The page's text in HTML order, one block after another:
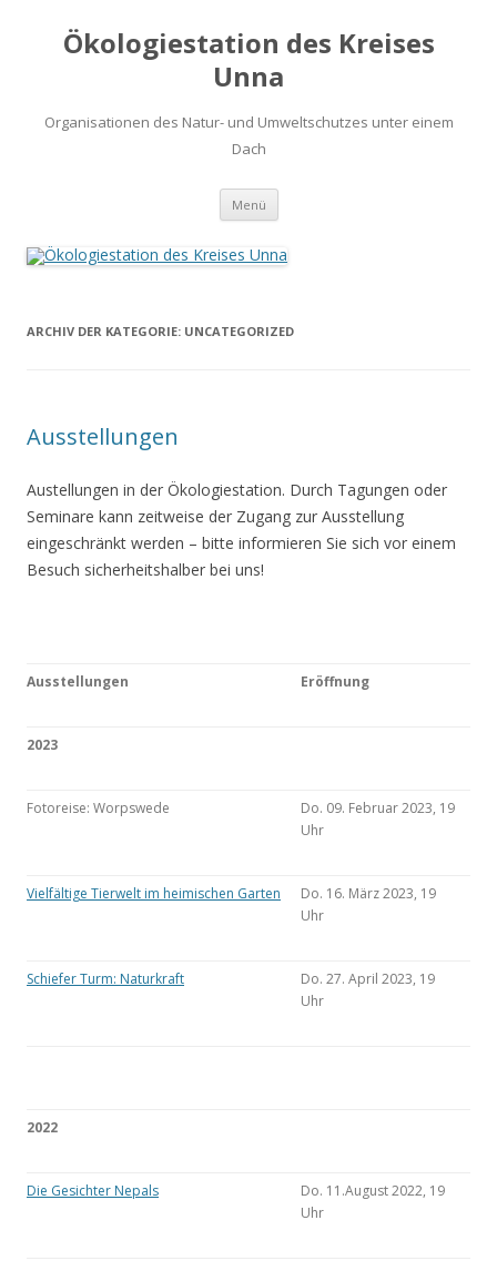
Ökologiestation des Kreises
Unna
Organisationen des Natur- und Umweltschutzes unter einem
Dach
Menü Zum
springen
ARCHIV DER KATEGORIE: UNCATEGORIZED
Ausstellungen
Austellungen in der Ökologiestation. Durch Tagungen oder
Seminare kann zeitweise der Zugang zur Ausstellung
eingeschränkt werden – bitte informieren Sie sich vor einem
Besuch sicherheitshalber bei uns!
Ausstellungen Eröffnung
2023
Fotoreise: Worpswede
Do. 09. Februar 2023, 19
Uhr
Vielfältige Tierwelt im heimischen Garten
Do. 16. März 2023, 19
Uhr
Schiefer Turm: Naturkraft
Do. 27. April 2023, 19
Uhr
2022
Die Gesichter Nepals
Do. 11.August 2022, 19
Uhr